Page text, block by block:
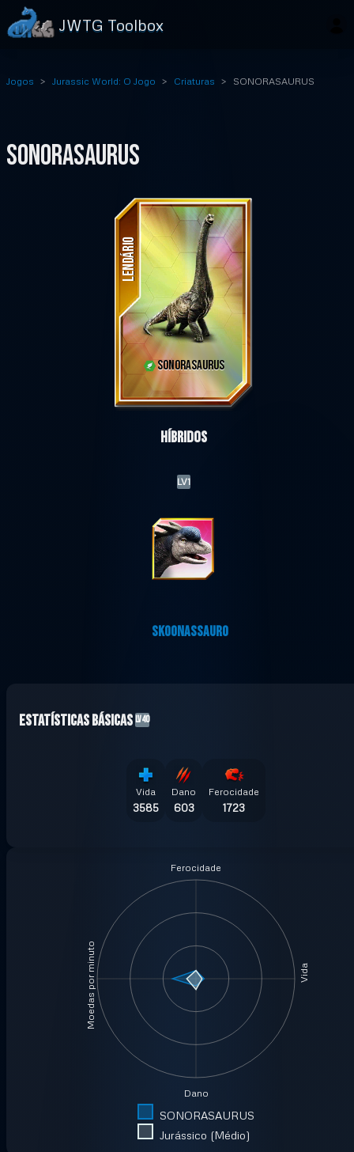
JWTG Toolbox
Jogos Jurassic World: O Jogo Criaturas SONORASAURUS
SONORASAURUS
LENDÁRIO
SONORASAURUS
Híbridos
LV1
SKOONASSAURO
Estatísticas básicas LV40
Vida
3585
Dano
603
Ferocidade
1723
Ferocidade
Vida
Dano
Moedas por minuto
SONORASAURUS
Jurássico (Médio)